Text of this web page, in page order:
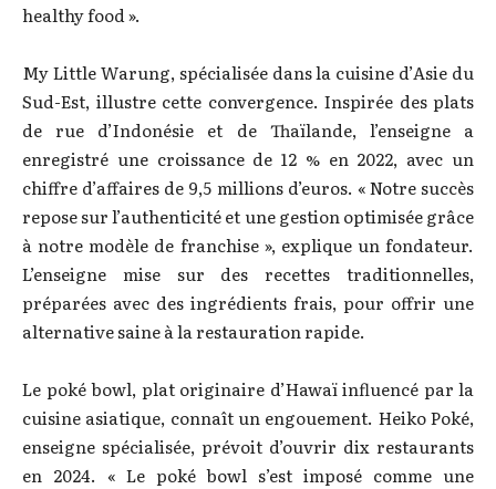
healthy food ».
My Little Warung, spécialisée dans la cuisine d’Asie du
Sud-Est, illustre cette convergence. Inspirée des plats
de rue d’Indonésie et de Thaïlande, l’enseigne a
enregistré une croissance de 12 % en 2022, avec un
chiffre d’affaires de 9,5 millions d’euros. « Notre succès
repose sur l’authenticité et une gestion optimisée grâce
à notre modèle de franchise », explique un fondateur.
L’enseigne mise sur des recettes traditionnelles,
préparées avec des ingrédients frais, pour offrir une
alternative saine à la restauration rapide.
Le poké bowl, plat originaire d’Hawaï influencé par la
cuisine asiatique, connaît un engouement. Heiko Poké,
enseigne spécialisée, prévoit d’ouvrir dix restaurants
en 2024. « Le poké bowl s’est imposé comme une